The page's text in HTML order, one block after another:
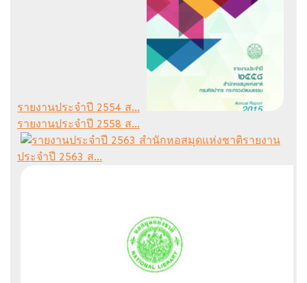
รายงานประจำปี 2554 ส...
รายงานประจำปี 2558 ส...
รายงาน
ประจำปี 2563 ส...